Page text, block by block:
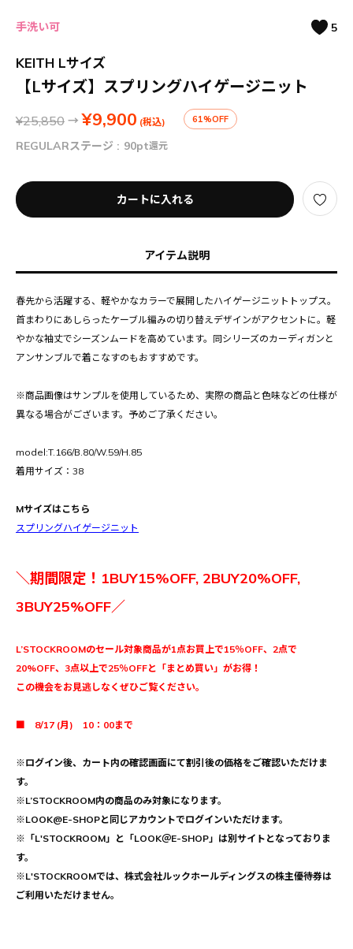
手洗い可 5
KEITH Lサイズ
【Lサイズ】スプリングハイゲージニット
¥25,850 → ¥9,900 (税込) 61%OFF
REGULARステージ : 90pt還元
カートに入れる
アイテム説明
春先から活躍する、軽やかなカラーで展開したハイゲージニットトップス。
首まわりにあしらったケーブル編みの切り替えデザインがアクセントに。軽
やかな袖丈でシーズンムードを高めています。同シリーズのカーディガンと
アンサンブルで着こなすのもおすすめです。
※商品画像はサンプルを使用しているため、実際の商品と色味などの仕様が
異なる場合がございます。予めご了承ください。
model:T.166/B.80/W.59/H.85
着用サイズ：38
Mサイズはこちら
スプリングハイゲージニット
＼期間限定！1BUY15%OFF, 2BUY20%OFF,
3BUY25%OFF／
L’STOCKROOMのセール対象商品が1点お買上で15％OFF、2点で
20%OFF、3点以上で25％OFFと「まとめ買い」がお得！
この機会をお見逃しなくぜひご覧ください。
■ 8/17 (月) 10：00まで
※ログイン後、カート内の確認画面にて割引後の価格をご確認いただけま
す。
※L’STOCKROOM内の商品のみ対象になります。
※LOOK@E-SHOPと同じアカウントでログインいただけます。
※「L'STOCKROOM」と「LOOK＠E-SHOP」は別サイトとなっておりま
す。
※L'STOCKROOMでは、株式会社ルックホールディングスの株主優待券は
ご利用いただけません。